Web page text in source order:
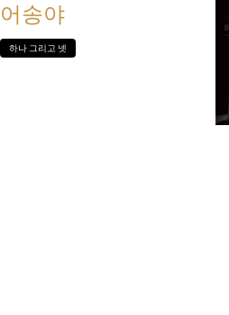
어송야
하나 그리고 넷